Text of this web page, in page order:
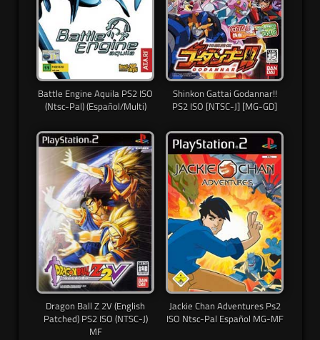
Battle Engine Aquila PS2 ISO
(Ntsc-Pal) (Español/Multi)
Shinkon Gattai Godannar!!
PS2 ISO [NTSC-J] [MG-GD]
Dragon Ball Z 2V (English
Patched) PS2 ISO (NTSC-J)
MF
Jackie Chan Adventures Ps2
ISO Ntsc-Pal Español MG-MF